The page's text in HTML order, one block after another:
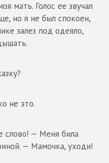
мать. Голос ее звучал
но я не был спокоен,
залез под одеяло,
не это.
слово! — Меня била
— Мамочка, уходи!